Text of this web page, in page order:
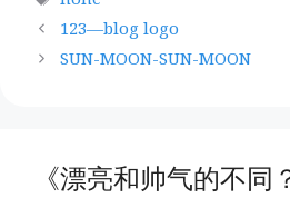
签
123—blog logo
SUN-MOON-SUN-MOON
《漂亮和帅气的不同